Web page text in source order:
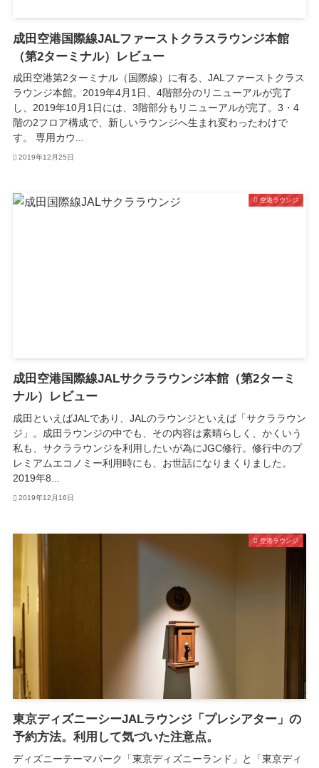
成田空港国際線JALファーストクラスラウンジ本館
（第2ターミナル）レビュー
成田空港第2ターミナル（国際線）に有る、JALファーストクラス
ラウンジ本館。2019年4月1日、4階部分のリニューアルが完了
し、2019年10月1日には、3階部分もリニューアルが完了。3・4
階の2フロア構成で、新しいラウンジへ生まれ変わったわけで
す。 専用カウ...
2019年12月25日
空港ラウンジ
成田空港国際線JALサクララウンジ本館（第2ターミ
ナル）レビュー
成田といえばJALであり、JALのラウンジといえば「サクララウン
ジ」。成田ラウンジの中でも、その内容は素晴らしく、かくいう
私も、サクララウンジを利用したいが為にJGC修行。修行中のプ
レミアムエコノミー利用時にも、お世話になりまくりました。
2019年8...
2019年12月16日
空港ラウンジ
東京ディズニーシーJALラウンジ「プレシアター」の
予約方法。利用して気づいた注意点。
ディズニーテーマパーク「東京ディズニーランド」と「東京ディ